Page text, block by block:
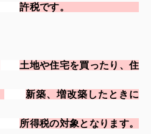
許税です。
土地や住宅を買ったり、住
新築、増改築したときに
所得税の対象となります。